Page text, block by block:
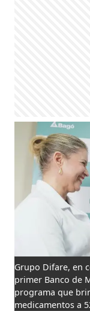
Grupo Difare, en
primer Banco de
programa que
medicamentos a